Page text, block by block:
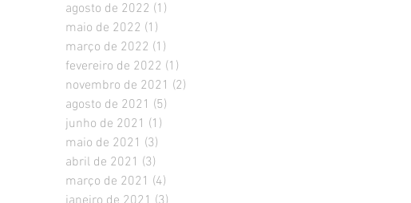
agosto de 2022 (1)
maio de 2022 (1)
março de 2022 (1)
fevereiro de 2022 (1)
novembro de 2021 (2)
agosto de 2021 (5)
junho de 2021 (1)
maio de 2021 (3)
abril de 2021 (3)
março de 2021 (4)